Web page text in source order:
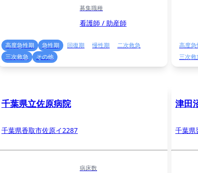
募集職種
看護師 / 助産師
高度急性期 急性期 回復期 慢性期
二次救急
三次救急
その他
高度急
三次救
千葉県立佐原病院
千葉県香取市佐原イ2287
病床数
津田
千葉県